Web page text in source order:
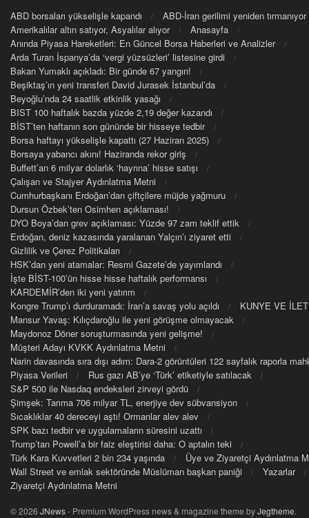
ABD borsaları yükselişle kapandı
ABD-İran gerilimi yeniden tırmanıyor
Amerikalılar altın satıyor, Asyalılar alıyor
Anasayfa
Anında Piyasa Hareketleri: En Güncel Borsa Haberleri ve Analizler
Arda Turan İspanya’da ‘vergi yüzsüzleri’ listesine girdi
Bakan Yumaklı açıkladı: Bir günde 67 yangın!
Beşiktaş’ın yeni transferi David Jurasek İstanbul’da
Beyoğlu’nda 24 saatlik etkinlik yasağı
BIST 100 haftalık bazda yüzde 2,19 değer kazandı
BİST’ten haftanın son gününde bir hisseye tedbir
Borsa haftayı yükselişle kapattı (27 Haziran 2025)
Borsaya yabancı akını! Haziranda rekor giriş
Buffett’an 6 milyar dolarlık ‘hayrına’ hisse satışı
Çalışan ve Stajyer Aydınlatma Metni
Cumhurbaşkanı Erdoğan’dan çiftçilere müjde yağmuru
Dursun Özbek’ten Osimhen açıklaması!
DYO Boya’dan grev açıklaması: Yüzde 97 zam teklif ettik
Erdoğan, deniz kazasında yaralanan Yalçın’ı ziyaret etti
Gizlilik ve Çerez Politikaları
HSK’dan yeni atamalar: Resmi Gazete’de yayımlandı
İşte BİST-100’ün hisse hisse haftalık performansı
KARDEMİR’den iki yeni yatırım
Kongre Trump’ı durduramadı: İran’a savaş yolu açıldı
KUNYE VE
Mansur Yavaş: Kılıçdaroğlu ile yeni görüşme olmayacak
Maydonoz Döner soruşturmasında yeni gelişme!
Müşteri Adayı KVKK Aydınlatma Metni
Narin davasında sıra dışı adım: Dara-2 görüntüleri 122 sayfalık raporla
Piyasa Verileri
Rus gazı AB’ye ‘Türk’ etiketiyle satılacak
S&P 500 ile Nasdaq endeksleri zirveyi gördü
Şimşek: Tarıma 706 milyar TL, enerjiye dev sübvansiyon
Sıcaklıklar 40 dereceyi aştı! Ormanlar alev alev
SPK bazı tedbir ve uygulamaların süresini uzattı
Trump’tan Powell’a bir faiz eleştirisi daha: O aptalın teki
Türk Kara Kuvvetleri 2 bin 234 yaşında
Üye ve Ziyaretçi Aydınlatma
Wall Street ve emlak sektöründe Müslüman başkan paniği
Yazarlar
Ziyaretçi Aydınlatma Metni
© 2026 JNews- Premium WordPress news & magazine theme byJegtheme.